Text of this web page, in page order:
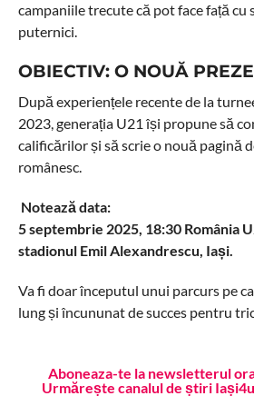
campaniile trecute că pot face față cu
puternici.
OBIECTIV: O NOUĂ
După experiențele recente de la
2023, generația U21 își propune să
calificărilor și să scrie o nouă pagină
românesc.
Notează data:
5 septembrie 2025, 18:30 România
stadionul Emil Alexandrescu, Iași.
Va fi doar începutul unui parcurs pe
lung și încununat de succes pentru
Aboneaza-te la newsletterul
Urmărește canalul de știri